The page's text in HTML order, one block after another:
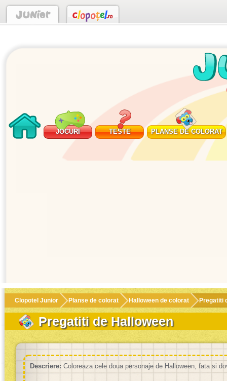
JOCURI TESTE PLANSE DE COLORAT
Clopotel Junior Planse de colorat Halloween de colorat Pregatiti
Pregatiti de Halloween
Descriere: Coloreaza cele doua personaje de Halloween, fata si